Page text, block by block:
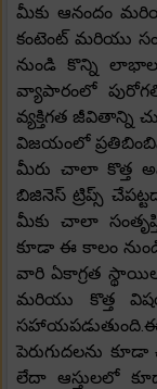
మీకు ఆనందం
కంటెంట్ మరియు
నుండి కొన్ని
వ్యాపారంలో
వ్యక్తిగత జీవితాన్ని
విజయంలో
మీరు చాలా కొత్త
బిజినెస్ ట్రిప్స్
మీకు చాలా
కూడా ఈ కాలం
వారి ఏకాగ్రత
మరియు కొత్త
పెరుగుదలను
లేదా ఆస్తులలో